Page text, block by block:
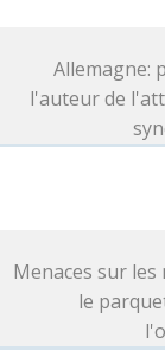
Allemagne:
l'auteur de
Menaces sur les
le